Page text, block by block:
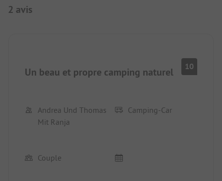
2 avis
Un beau et propre camping naturel 10
Andrea Und Thomas
Mit Ranja
Camping-Car
Couple